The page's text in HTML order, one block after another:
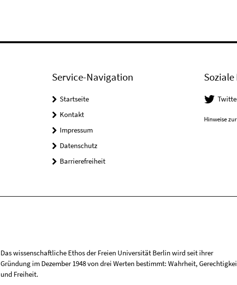
Service-Navigation
Startseite
Kontakt
Impressum
Datenschutz
Barrierefreiheit
Soziale
Hinweise
Das wissenschaftliche Ethos der Freien Universität Berlin wird seit ihrer
Gründung im Dezember 1948 von drei Werten bestimmt: Wahrheit,
und Freiheit.